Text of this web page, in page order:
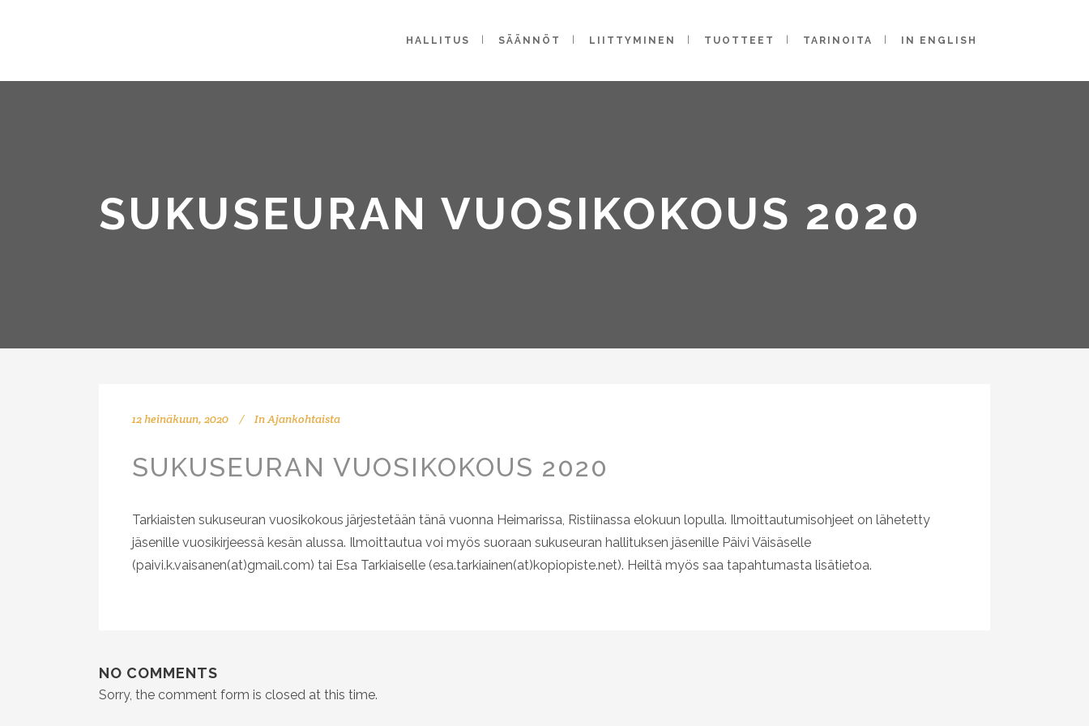
HALLITUS SÄÄNNÖT LIITTYMINEN TUOTTEET TARINOITA IN ENGLISH
SUKUSEURAN VUOSIKOKOUS 2020
12 heinäkuun, 2020 InAjankohtaista
SUKUSEURAN VUOSIKOKOUS 2020
Tarkiaisten sukuseuran vuosikokous järjestetään tänä vuonna Heimarissa, Ristiinassa elokuun lopulla. Ilmoittautumisohjeet on lähetetty
jäsenille vuosikirjeessä kesän alussa. Ilmoittautua voi myös suoraan sukuseuran hallituksen jäsenille Päivi Väisäselle
(paivi.k.vaisanen(at)gmail.com) tai Esa Tarkiaiselle (esa.tarkiainen(at)kopiopiste.net). Heiltä myös saa tapahtumasta lisätietoa.
NO COMMENTS
Sorry, the comment form is closed at this time.